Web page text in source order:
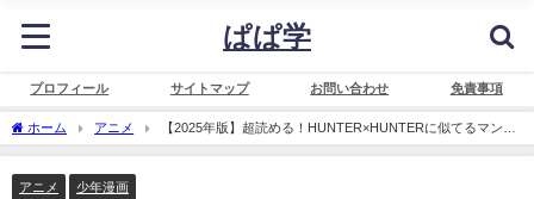
ぱぱ学
プロフィール サイトマップ お問い合わせ 免責事項
ホーム アニメ
【2025年版】超読める！HUNTER×HUNTERに似てるマンガ
7選｜冒険×心理戦×キャラの濃さで選んだ本気漫画
アニメ 少年漫画